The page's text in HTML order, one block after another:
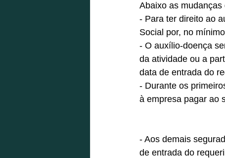
Abaixo as
- Para ter direito ao
Social por, no
- O auxílio-doença
da atividade ou a
data de entrada do
- Durante os
à empresa pagar ao
- Aos demais
de entrada do